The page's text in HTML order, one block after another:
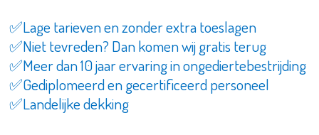
✅Lage tarieven en zonder extra toeslagen
✅Niet tevreden? Dan komen wij gratis terug
✅Meer dan 10 jaar ervaring in ongediertebestrijding
✅Gediplomeerd en gecertificeerd personeel
✅Landelijke dekking